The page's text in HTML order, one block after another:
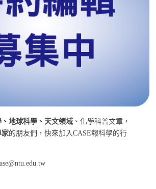
、地球科學、天文領域 、化學科普文章，
家的朋友們，快來加入CASE報科學的行